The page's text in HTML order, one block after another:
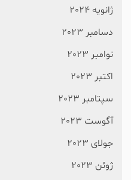
ژانویه 2024
دسامبر 2023
نوامبر 2023
اکتبر 2023
سپتامبر 2023
آگوست 2023
جولای 2023
ژوئن 2023